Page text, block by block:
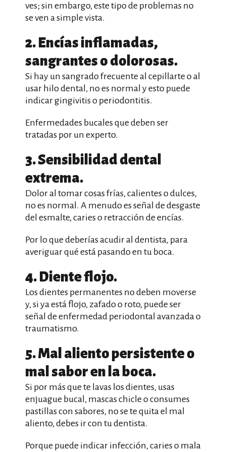
ves; sin embargo, este tipo de problemas no
se ven a simple vista.
2. Encías inflamadas,
sangrantes o dolorosas.
Si hay un sangrado frecuente al cepillarte o al
usar hilo dental, no es normal y esto puede
indicar gingivitis o periodontitis.
Enfermedades bucales que deben ser
tratadas por un experto.
3. Sensibilidad dental
extrema.
Dolor al tomar cosas frías, calientes o dulces,
no es normal. A menudo es señal de desgaste
del esmalte, caries o retracción de encías.
Por lo que deberías acudir al dentista, para
averiguar qué está pasando en tu boca.
4. Diente flojo.
Los dientes permanentes no deben moverse
y, si ya está flojo, zafado o roto, puede ser
señal de enfermedad periodontal avanzada o
traumatismo.
5. Mal aliento persistente o
mal sabor en la boca.
Si por más que te lavas los dientes, usas
enjuague bucal, mascas chicle o consumes
pastillas con sabores, no se te quita el mal
aliento, debes ir con tu dentista.
Porque puede indicar infección, caries o mala